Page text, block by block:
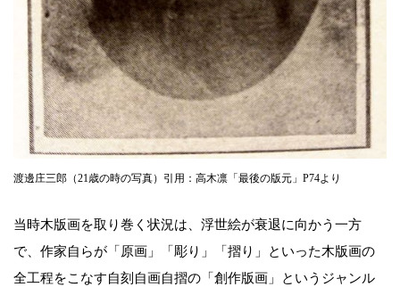
渡邊庄三郎（21歳の時の写真）引用：高木凛「最後の版元」P74より
当時木版画を取り巻く状況は、浮世絵が衰退に向かう一方
で、作家自らが「原画」「彫り」「摺り」といった木版画の
全工程をこなす自刻自画自摺の「創作版画」というジャンル